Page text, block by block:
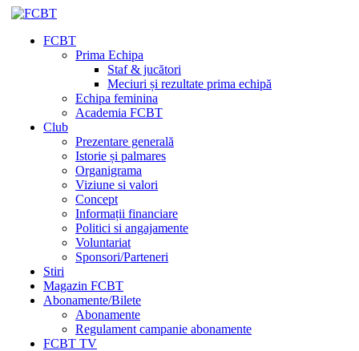
FCBT
Prima Echipa
Staf & jucători
Meciuri și rezultate prima echipă
Echipa feminina
Academia FCBT
Club
Prezentare generală
Istorie și palmares
Organigrama
Viziune si valori
Concept
Informații financiare
Politici si angajamente
Voluntariat
Sponsori/Parteneri
Stiri
Magazin FCBT
Abonamente/Bilete
Abonamente
Regulament campanie abonamente
FCBT TV